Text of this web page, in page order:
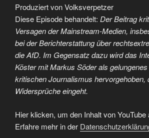
Produziert von Volksverpetzer
Diese Episode behandelt: Der Beitrag
Versagen der Mainstream-Medien,
bei der Berichterstattung über
die AfD. Im Gegensatz dazu wird das
Köster mit Markus Söder als
kritischen Journalismus hervorgehoben,
Widersprüche eingeht.
„Warum
nicht
so
auch
Hier klicken, um den Inhalt von YouTube
Erfahre mehr in der